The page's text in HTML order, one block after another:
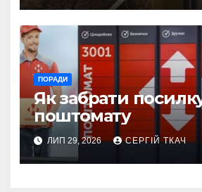
ПОРАДИ
Як забрати
поштомату
ЛИП 29, 2026 СЕРГІЙ ТКАЧ